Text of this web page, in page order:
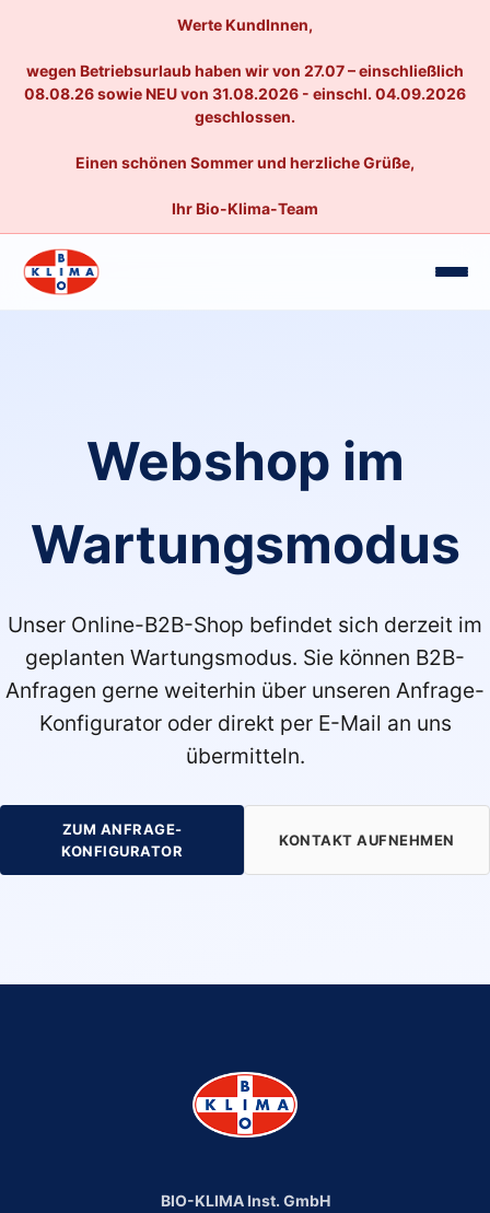
Werte KundInnen,
wegen Betriebsurlaub haben wir von 27.07 – einschließlich
08.08.26 sowie NEU von 31.08.2026 - einschl. 04.09.2026
geschlossen.
Einen schönen Sommer und herzliche Grüße,
Ihr Bio-Klima-Team
Webshop im
Wartungsmodus
Unser Online-B2B-Shop befindet sich derzeit im
geplanten Wartungsmodus. Sie können B2B-
Anfragen gerne weiterhin über unseren Anfrage-
Konfigurator oder direkt per E-Mail an uns
übermitteln.
ZUM ANFRAGE-
KONFIGURATOR
KONTAKT AUFNEHMEN
BIO-KLIMA Inst. GmbH